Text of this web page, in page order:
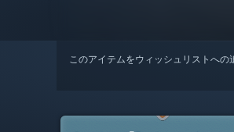
このアイテムをウィッシュリストへの